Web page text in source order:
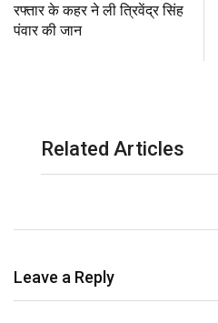
रफ्तार के कहर ने ली त्रिवेंद्र सिंह
पंवार की जान
Related Articles
Leave a Reply